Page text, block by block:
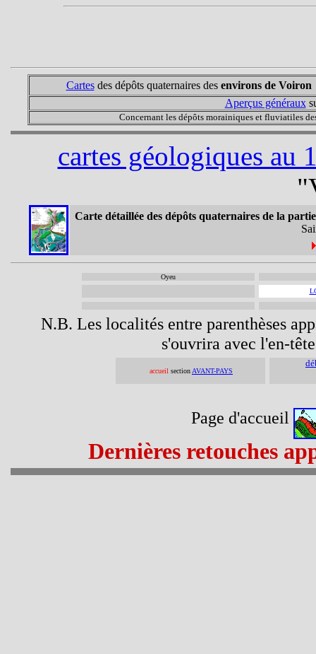
Cartesdes dépôts quaternaires des environs de Voiron
Aperçus généraux
Concernant les dépôts morainiques et fluviatiles
cartes géologiques au
Carte détaillée des dépôts quaternaires de la
Oyeu
N.B. Les localités entre parenthèses
s'ouvrira avec l'en-
accueil section AVANT-PAYS
Page d'accueil
Dernières retouches